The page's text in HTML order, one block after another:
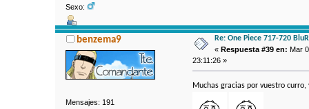
Sexo:
benzema9
Mensajes: 191
Re: One Piece 717-720
«Respuesta #39 en: Mar
23:11:26 »
Muchas gracias por vuestro